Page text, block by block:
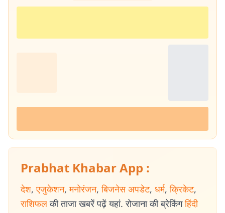
Prabhat Khabar App :
देश, एजुकेशन, मनोरंजन, बिजनेस अपडेट, धर्म, क्रिकेट,
राशिफल की ताजा खबरें पढ़ें यहां. रोजाना की ब्रेकिंग हिंदी